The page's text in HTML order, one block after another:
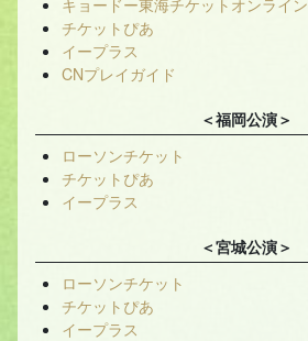
チケットぴあ
イープラス
CNプレイガイド
＜福岡公演＞
ローソンチケット
チケットぴあ
イープラス
＜宮城公演＞
ローソンチケット
チケットぴあ
イープラス